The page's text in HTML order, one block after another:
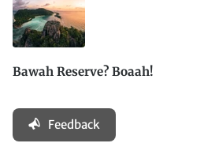
Bawah Reserve? Boaah!
Feedback